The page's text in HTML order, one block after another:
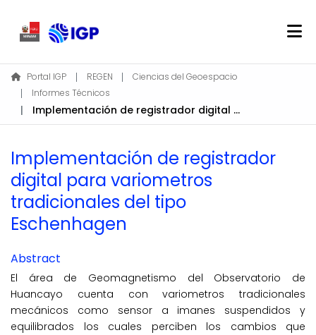
Home
About REGEN
Communities & Collections
Statistics
Log In
Portal IGP REGEN
Ciencias del Geoespacio
Informes Técnicos
Implementación de registrador digital para variometros tradicionales del tipo Eschenhagen
Implementación de registrador
digital para variometros
tradicionales del tipo
Eschenhagen
Abstract
El área de Geomagnetismo del Observatorio de
Huancayo cuenta con variometros tradicionales
mecánicos como sensor a imanes suspendidos y
equilibrados los cuales perciben los cambios que